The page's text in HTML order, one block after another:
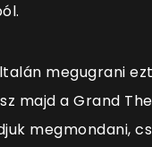
megugrani
majd a Grand
megmondani,